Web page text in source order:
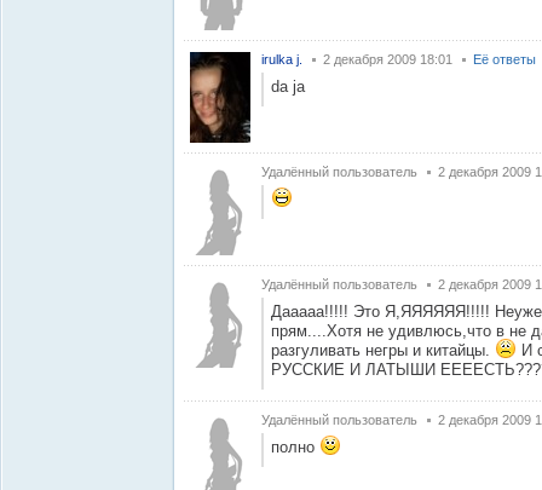
irulka j. 2 декабря 2009 18:01 Её ответы
da ja
Удалённый пользователь 2 декабря 2009
Удалённый пользователь 2 декабря 2009
Дааааа!!!!! Это Я,ЯЯЯЯЯЯ!!!!!
прям....Хотя не удивлюсь,что в не
разгуливать негры и китайцы.
И
РУССКИЕ И ЛАТЫШИ
Удалённый пользователь 2 декабря 2009
полно